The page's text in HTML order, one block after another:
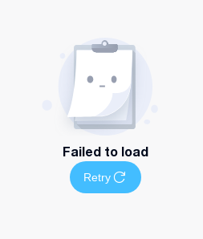
Failed to load
Retry